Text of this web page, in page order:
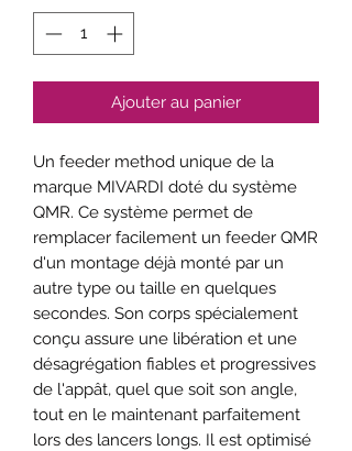
Ajouter au panier
Un feeder method unique de la
marque MIVARDI doté du système
QMR. Ce système permet de
remplacer facilement un feeder QMR
d'un montage déjà monté par un
autre type ou taille en quelques
secondes. Son corps spécialement
conçu assure une libération et une
désagrégation fiables et progressives
de l'appât, quel que soit son angle,
tout en le maintenant parfaitement
lors des lancers longs. Il est optimisé